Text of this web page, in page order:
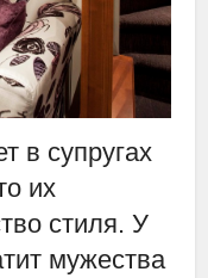
в супругах
их
стиля. У
мужества